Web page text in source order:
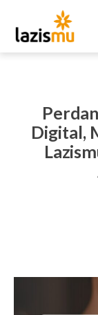
Digital,